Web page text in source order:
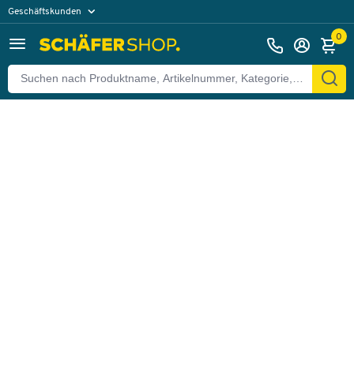
Geschäftskunden
0
Zurück